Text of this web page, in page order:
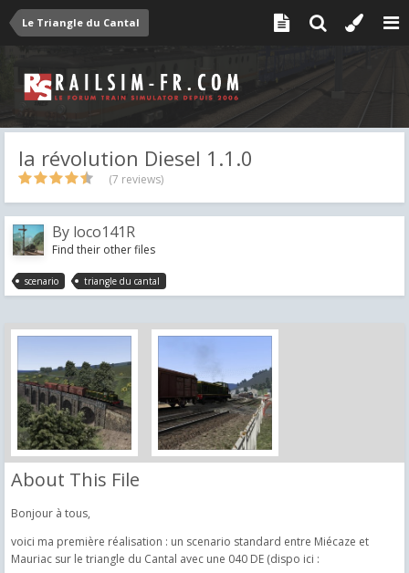
Le Triangle du Cantal
la révolution Diesel 1.1.0
(7 reviews)
By loco141R
Find their other files
scenario triangle du cantal
About This File
Bonjour à tous,
voici ma première réalisation : un scenario standard entre Miécaze et
Mauriac sur le triangle du Cantal avec une 040 DE (dispo ici :